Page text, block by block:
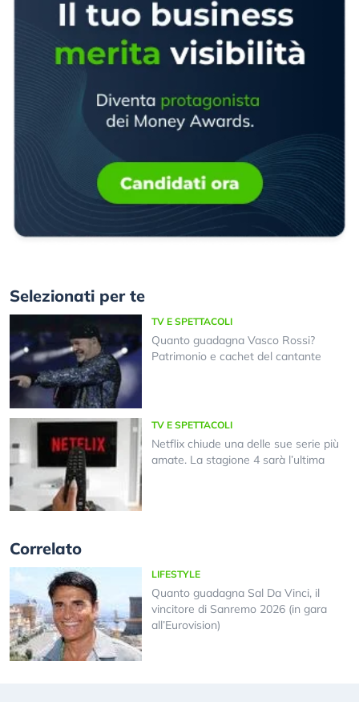
Selezionati per te
TV E SPETTACOLI
Quanto guadagna Vasco Rossi?
Patrimonio e cachet del cantante
TV E SPETTACOLI
Netflix chiude una delle sue serie più
amate. La stagione 4 sarà l’ultima
Correlato
LIFESTYLE
Quanto guadagna Sal Da Vinci, il
vincitore di Sanremo 2026 (in gara
all’Eurovision)